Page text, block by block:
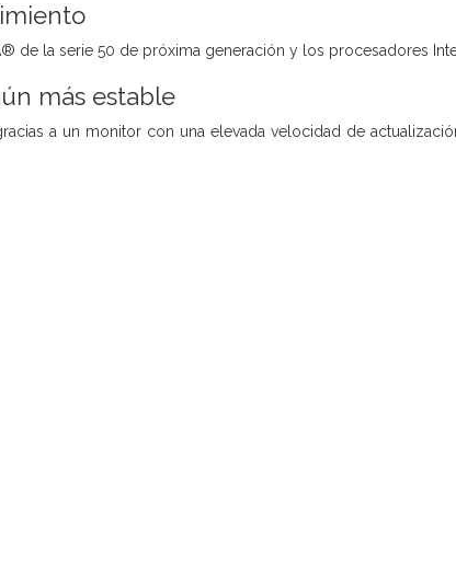
de la serie 50 de próxima generación y los procesadores
más estable
a un monitor con una elevada velocidad de